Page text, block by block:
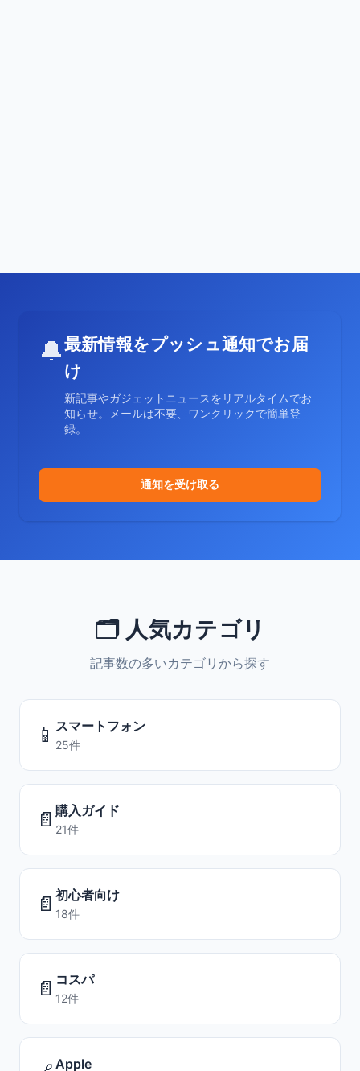
🔔最新情報をプッシュ通知でお届
け
新記事やガジェットニュースをリアルタイムでお
知らせ。メールは不要、ワンクリックで簡単登
録。
通知を受け取る
🗂️ 人気カテゴリ
記事数の多いカテゴリから探す
📱 スマートフォン
25件
📄 購入ガイド
21件
📄 初心者向け
18件
📄 コスパ
12件
Apple